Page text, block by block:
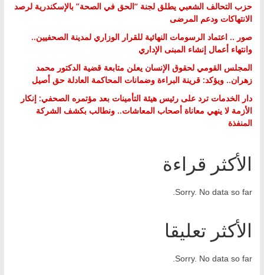
حزب التحالف الشعبي يطلق لجنة “الحق في الصحة” بالإسكندرية لرصد
الانتهاكات ودعم المرضى
صور .. اعتماد الرسومات النهائية للقرار الوزاري لمدينة الصحفيين..
وانتهاء أعمال إنشاء المبنى الإداري
المجلس القومي لحقوق الإنسان يعلن متابعة قضية الدكتور محمد
زهران.. ويؤكد: قرينة البراءة وضمانات المحاكمة العادلة حق أصيل
دار الخدمات ترد على رئيس هيئة التأمينات بعد مؤتمره الصحفي: إنكار
الأزمة لا ينهي معاناة أصحاب المعاشات.. ونطالب بكشف الشركة
المنفذة
الأكثر قراءة
Sorry. No data so far.
الأكثر تعليقا
Sorry. No data so far.